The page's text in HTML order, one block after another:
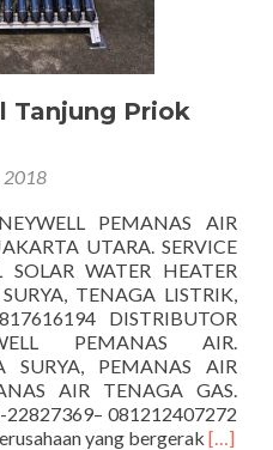
Tanjung Priok
2018
PEMANAS AIR
UTARA. SERVICE
WATER HEATER
TENAGA LISTRIK,
DISTRIBUTOR
PEMANAS AIR.
SURYA, PEMANAS AIR
AIR TENAGA GAS.
081212407272
yang bergerak […]